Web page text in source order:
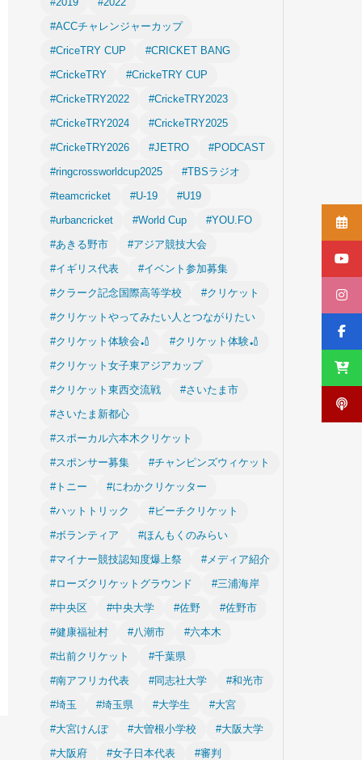
#ACCチャレンジャーカップ
#CriceTRY CUP
#CRICKET BANG
#CrickeTRY
#CrickeTRY CUP
#CrickeTRY2022
#CrickeTRY2023
#CrickeTRY2024
#CrickeTRY2025
#CrickeTRY2026
#JETRO
#PODCAST
#ringcrossworldcup2025
#TBSラジオ
#teamcricket
#U-19
#U19
#urbancricket
#World Cup
#YOU.FO
#あきる野市
#アジア競技大会
#イギリス代表
#イベント参加募集
#クラーク記念国際高等学校
#クリケット
#クリケットやってみたい人とつながりたい
#クリケット体験会🏏
#クリケット体験🏏
#クリケット女子東アジアカップ
#クリケット東西交流戦
#さいたま市
#さいたま新都心
#スポーカル六本木クリケット
#スポンサー募集
#チャンピンズウィケット
#トニー
#にわかクリケッター
#ハットトリック
#ビーチクリケット
#ボランティア
#ほんもくのみらい
#マイナー競技認知度爆上祭
#メディア紹介
#ローズクリケットグラウンド
#三浦海岸
#中央区
#中央大学 #佐野
#佐野市
#健康福祉村
#八潮市
#六本木
#出前クリケット
#千葉県
#南アフリカ代表
#同志社大学
#和光市
#埼玉
#埼玉県 #大学生
#大宮
#大宮けんぽ
#大曽根小学校
#大阪大学
#大阪府
#女子日本代表
#審判